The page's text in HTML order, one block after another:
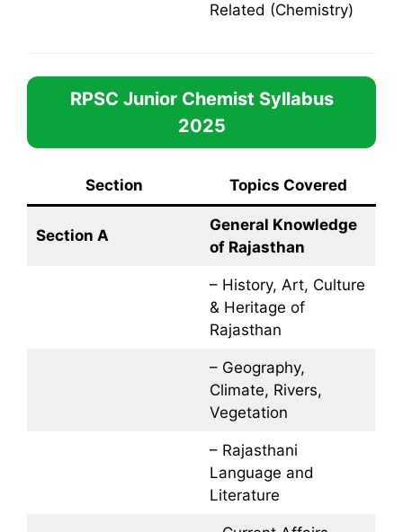
Related (Chemistry)
RPSC Junior Chemist Syllabus
2025
Section Topics Covered
Section A
General Knowledge
of Rajasthan
– History, Art, Culture
& Heritage of
Rajasthan
– Geography,
Climate, Rivers,
Vegetation
– Rajasthani
Language and
Literature